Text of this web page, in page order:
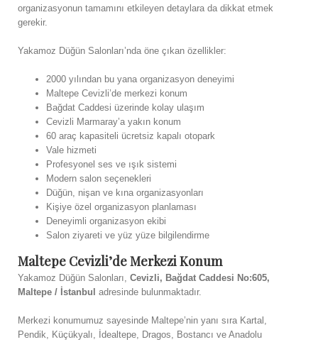
organizasyonun tamamını etkileyen detaylara da dikkat etmek
gerekir.
Yakamoz Düğün Salonları’nda öne çıkan özellikler:
2000 yılından bu yana organizasyon deneyimi
Maltepe Cevizli’de merkezi konum
Bağdat Caddesi üzerinde kolay ulaşım
Cevizli Marmaray’a yakın konum
60 araç kapasiteli ücretsiz kapalı otopark
Vale hizmeti
Profesyonel ses ve ışık sistemi
Modern salon seçenekleri
Düğün, nişan ve kına organizasyonları
Kişiye özel organizasyon planlaması
Deneyimli organizasyon ekibi
Salon ziyareti ve yüz yüze bilgilendirme
Maltepe Cevizli’de Merkezi Konum
Yakamoz Düğün Salonları, Cevizli, Bağdat Caddesi No:605,
Maltepe / İstanbul adresinde bulunmaktadır.
Merkezi konumumuz sayesinde Maltepe’nin yanı sıra Kartal,
Pendik, Küçükyalı, İdealtepe, Dragos, Bostancı ve Anadolu